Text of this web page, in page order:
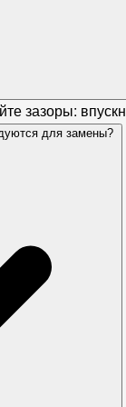
зазоры:
для замены?